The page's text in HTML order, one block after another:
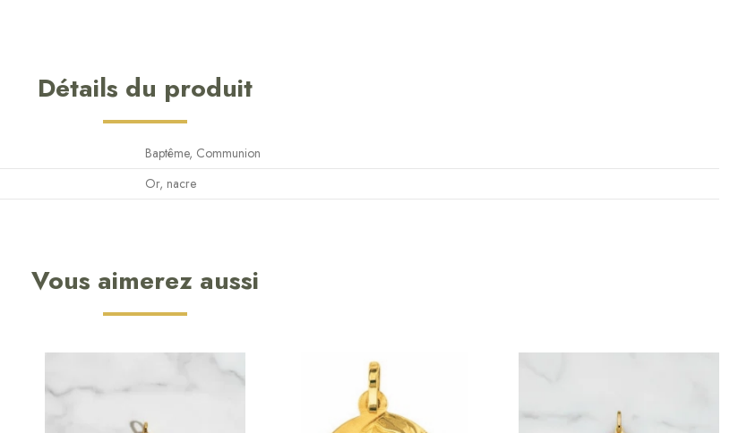
Détails du produit
Baptême, Communion
Or, nacre
Vous aimerez aussi